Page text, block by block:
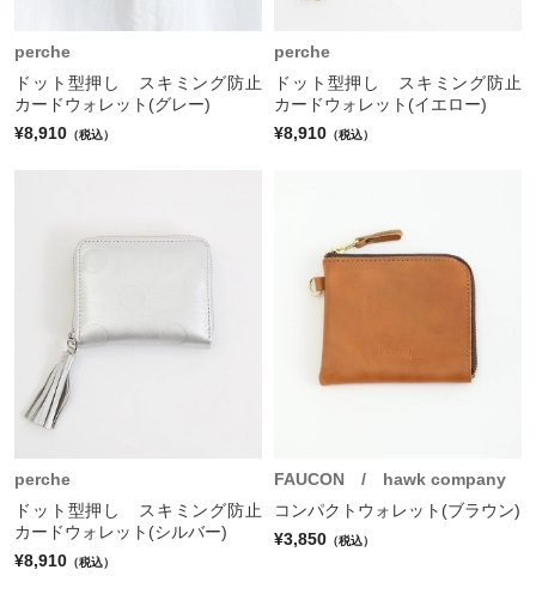
perche
ドット型押し スキミング防止
カードウォレット(グレー)
¥8,910 （税込）
perche
ドット型押し スキミング防止
カードウォレット(イエロー)
¥8,910 （税込）
perche
ドット型押し スキミング防止
カードウォレット(シルバー)
¥8,910 （税込）
FAUCON / hawk company
コンパクトウォレット(ブラウン)
¥3,850 （税込）